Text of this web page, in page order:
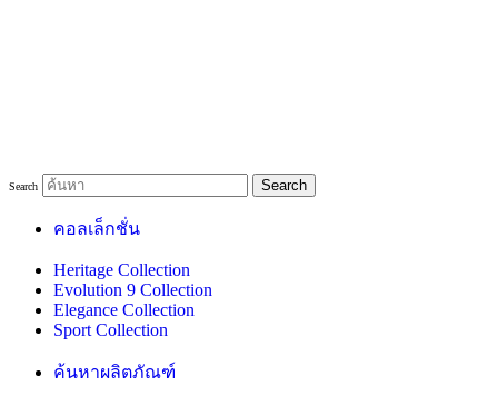
Search Search
คอลเล็กชั่น
Heritage Collection
Evolution 9 Collection
Elegance Collection
Sport Collection
ค้นหาผลิตภัณฑ์